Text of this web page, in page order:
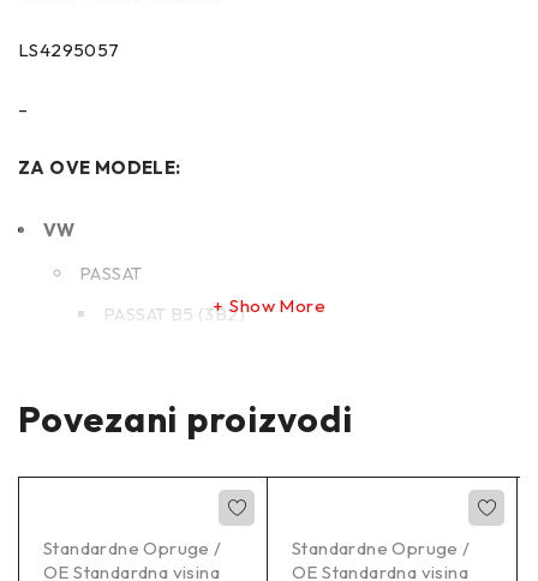
LS4295057
–
ZA OVE MODELE:
VW
PASSAT
PASSAT B5 (3B2)
–
Proizvođač:
LESJOFORS LS4295057
Show More
Povezani proizvodi
Standardne Opruge /
OE Standardna visina
Standardne Opruge /
OE Standardna visina